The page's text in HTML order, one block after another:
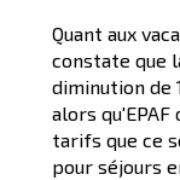
Quant aux
constate que
diminution de
alors
tarifs que ce
pour séjours